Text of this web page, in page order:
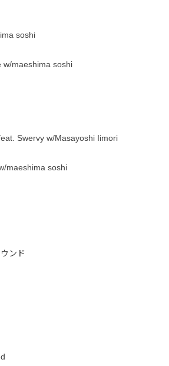
soshi
w/maeshima soshi
Swervy w/Masayoshi Iimori
maeshima soshi
ンド